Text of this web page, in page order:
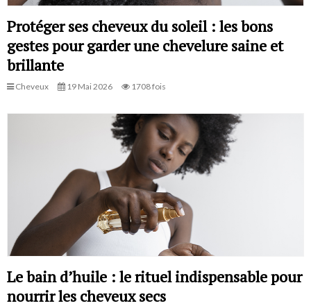
Protéger ses cheveux du soleil : les bons
gestes pour garder une chevelure saine et
brillante
Cheveux 19 Mai 2026 1708 fois
Le bain d’huile : le rituel indispensable pour
nourrir les cheveux secs